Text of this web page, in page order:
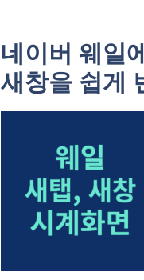
네이버 웨일
새창을 쉽게